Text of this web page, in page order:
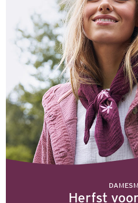
Herfst